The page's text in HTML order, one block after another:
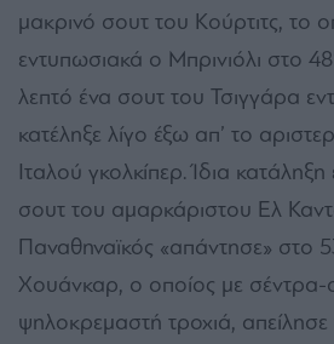
μακρινό σουτ του Κούρτιτς, το
εντυπωσιακά ο Μπρινιόλι στο
λεπτό ένα σουτ του Τσιγγάρα
κατέληξε λίγο έξω απ’ το
Ιταλού γκολκίπερ. Ίδια κατάληξη
σουτ του αμαρκάριστου Ελ
Παναθηναϊκός «απάντησε» στο
Χουάνκαρ, ο οποίος με
ψηλοκρεμαστή τροχιά, απείλησε